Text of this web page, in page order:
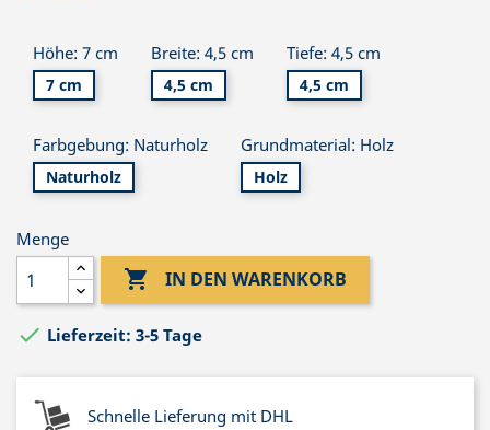
Höhe: 7 cm
7 cm
Breite: 4,5 cm
4,5 cm
Tiefe: 4,5 cm
4,5 cm
Farbgebung: Naturholz
Naturholz
Grundmaterial: Holz
Holz
Menge
 IN DEN WARENKORB
 Lieferzeit: 3-5 Tage
Schnelle Lieferung mit DHL